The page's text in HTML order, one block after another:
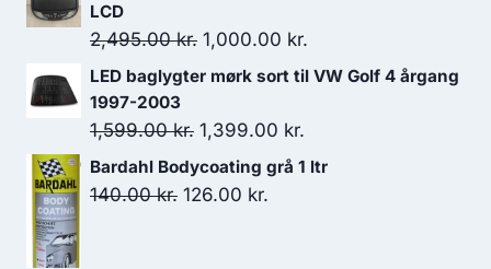
var:
2,899.00 kr..2,609.10 kr..
LCD
2,495.00kr. Den
oprindelige
var:
2,495.00 kr..
1,000.00 kr.
aktuelle
1,000.00 kr..
LED baglygter mørk sort til VW Golf 4 årgang
1997-2003
1,599.00kr. Den
oprindelige
pris
1,399.00 kr.
aktuelle
Bardahl Bodycoating grå 1 ltr
140.00kr. Den
126.00 kr.